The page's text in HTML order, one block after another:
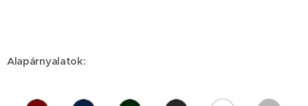
Alapárnyalatok: